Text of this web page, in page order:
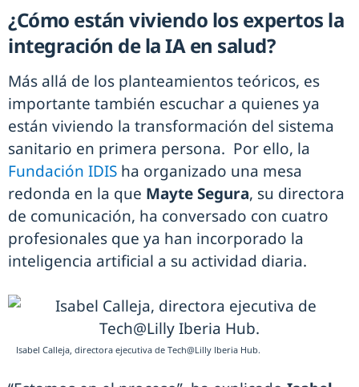
¿Cómo están viviendo los expertos la
integración de la IA en salud?
Más allá de los planteamientos teóricos, es
importante también escuchar a quienes ya
están viviendo la transformación del sistema
sanitario en primera persona. Por ello, la
Fundación IDIS ha organizado una mesa
redonda en la que Mayte Segura, su directora
de comunicación, ha conversado con cuatro
profesionales que ya han incorporado la
inteligencia artificial a su actividad diaria.
Isabel Calleja, directora ejecutiva de Tech@Lilly Iberia Hub.